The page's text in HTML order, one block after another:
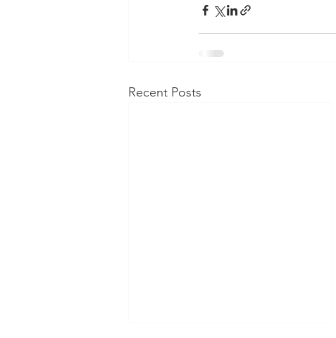
Recent Posts